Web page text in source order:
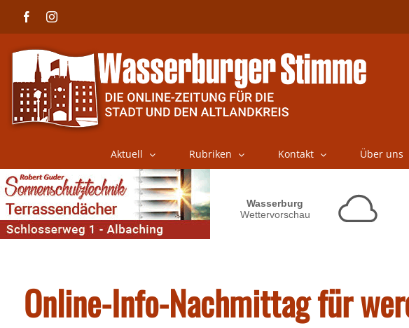
FacebookInstagram
Aktuell Rubriken Kontakt Über uns
Online-Info-Nachmittag für